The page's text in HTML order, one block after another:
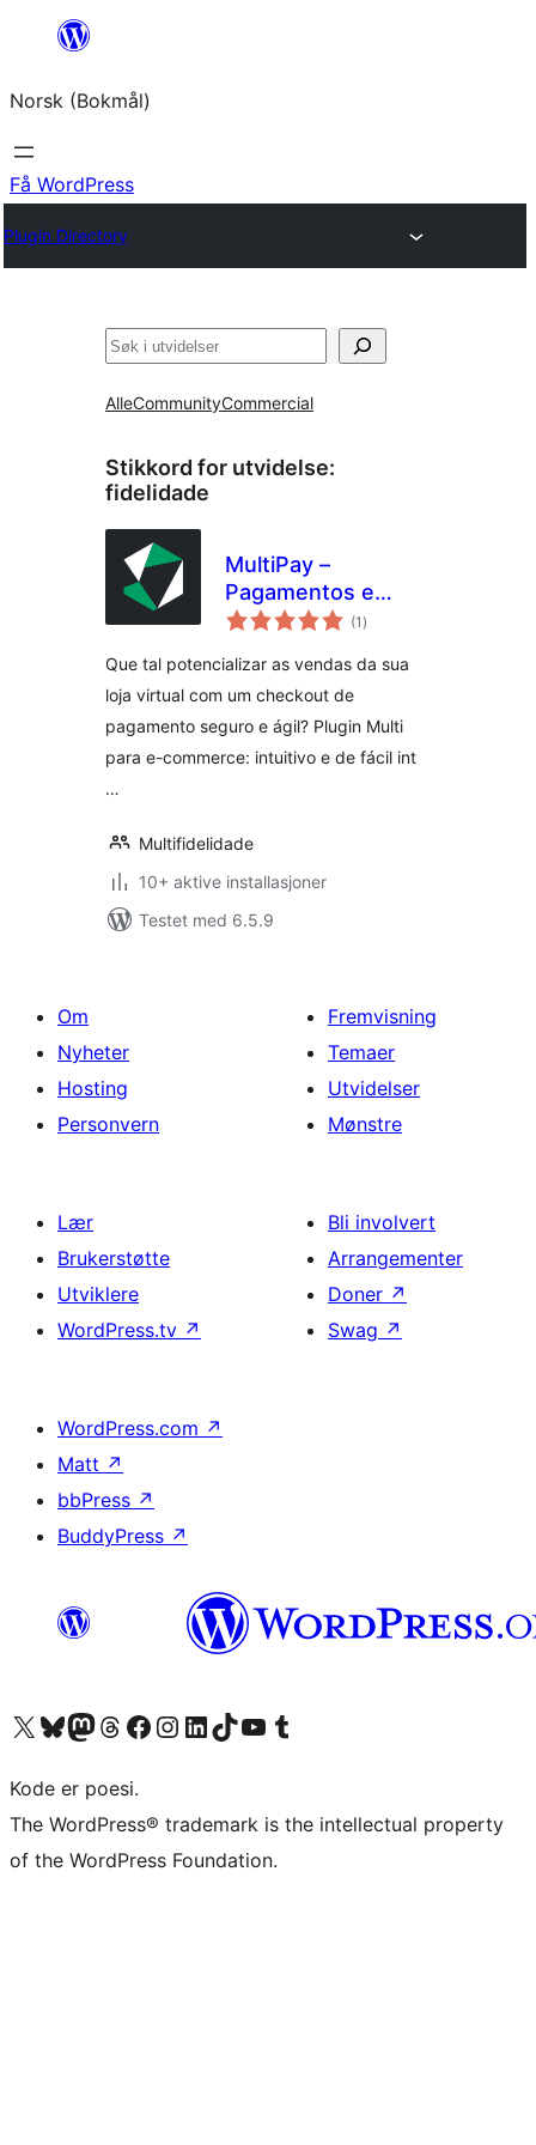
Hopp
innhold
Norsk (Bokmål)
Få WordPress
Plugin Directory
Søk
AlleCommunityCommercial
Stikkord for utvidelse:
fidelidade
MultiPay –
Pagamentos e
Fidelidade para
(1 totale
vurderinger
)
Que tal potencializar as vendas da sua
loja virtual com um checkout de
pagamento seguro e ágil? Plugin Multi
para e-commerce: intuitivo e de fácil int
…
Multifidelidade
10+ aktive installasjoner
Testet med 6.5.9
Om
Nyheter
Hosting
Personvern
Fremvisning
Temaer
Utvidelser
Mønstre
Lær
Brukerstøtte
Utviklere
WordPress.tv ↗
Bli involvert
Arrangementer
Doner ↗
Swag ↗
WordPress.com ↗
Matt ↗
bbPress ↗
BuddyPress ↗
Besøk vår konto på X Visit our Bluesky account
Besøk vår Mastodon-konto
Visit our Threads account
Besøk vår Facebook-sideBesøk vår Instagram-konto
Besøk vår LinkedIn-konto
Visit our TikTok account
Visit our YouTube channel
Visit our Tumblr account
Kode er poesi.
The WordPress® trademark is the intellectual property
of the WordPress Foundation.